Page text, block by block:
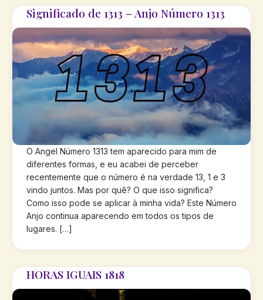
Significado de 1313 – Anjo Número 1313
O Angel Número 1313 tem aparecido para mim de
diferentes formas, e eu acabei de perceber
recentemente que o número é na verdade 13, 1 e 3
vindo juntos. Mas por quê? O que isso significa?
Como isso pode se aplicar à minha vida? Este Número
Anjo continua aparecendo em todos os tipos de
lugares. […]
HORAS IGUAIS 1818